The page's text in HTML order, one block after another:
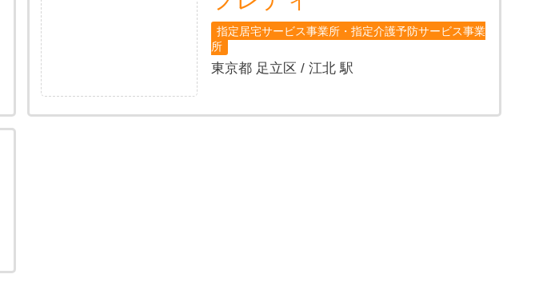
指定居宅サービス事業所・指定介護予防サービス事業
所
東京都 足立区 / 江北 駅